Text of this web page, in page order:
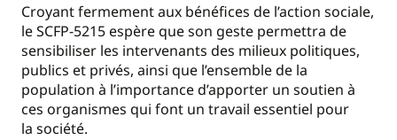
Croyant fermement aux bénéfices de l’action sociale,
le SCFP-5215 espère que son geste permettra de
sensibiliser les intervenants des milieux politiques,
publics et privés, ainsi que l’ensemble de la
population à l’importance d’apporter un soutien à
ces organismes qui font un travail essentiel pour
la société.